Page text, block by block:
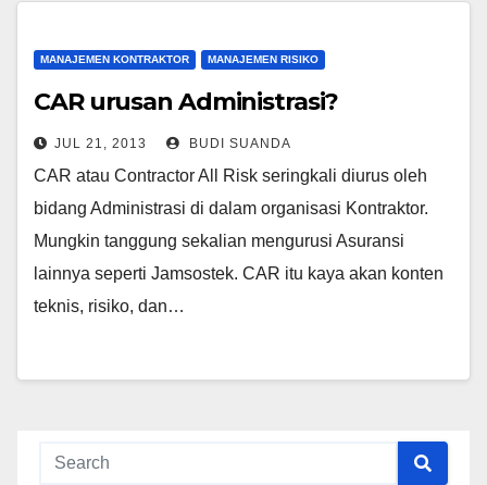
MANAJEMEN KONTRAKTOR MANAJEMEN RISIKO
CAR urusan Administrasi?
JUL 21, 2013 BUDI SUANDA
CAR atau Contractor All Risk seringkali diurus oleh
bidang Administrasi di dalam organisasi Kontraktor.
Mungkin tanggung sekalian mengurusi Asuransi
lainnya seperti Jamsostek. CAR itu kaya akan konten
teknis, risiko, dan…